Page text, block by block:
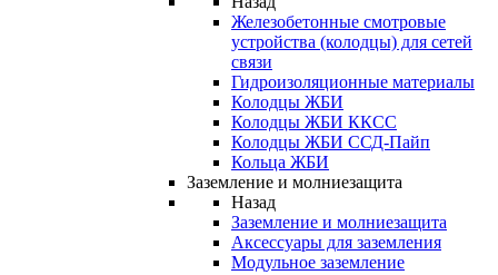
Железобетонные смотровые
устройства (колодцы) для сетей
связи
Гидроизоляционные материалы
Колодцы ЖБИ
Колодцы ЖБИ ККСС
Колодцы ЖБИ ССД-Пайп
Кольца ЖБИ
Заземление и молниезащита
Назад
Заземление и молниезащита
Аксессуары для заземления
Модульное заземление